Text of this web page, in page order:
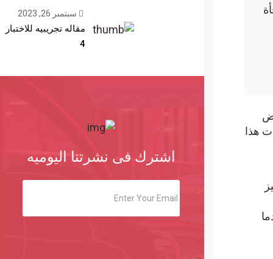
سبتمبر 26, 2023
مقاله تجريبيه للاختبار
اشترك فى نشرتنا اليوميه